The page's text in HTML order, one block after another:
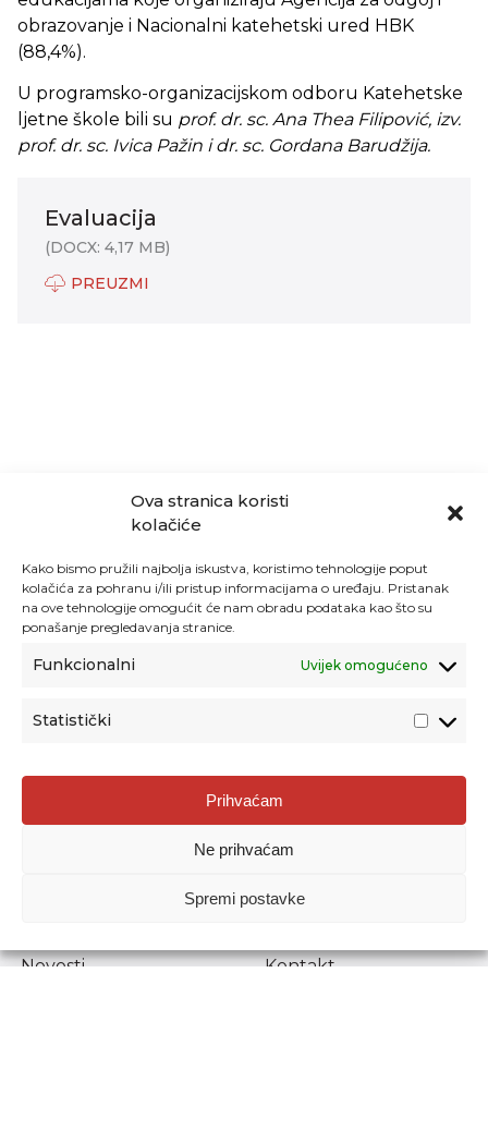
Ova stranica koristi
kolačiće
Kako bismo pružili najbolja iskustva, koristimo tehnologije poput
kolačića za pohranu i/ili pristup informacijama o uređaju. Pristanak
na ove tehnologije omogućit će nam obradu podataka kao što su
ponašanje pregledavanja stranice.
Funkcionalni Uvijek omogućeno
Statistički
Prihvaćam
Ne prihvaćam
Spremi postavke
obrazovanje i Nacionalni katehetski ured HBK
(88,4%).
U programsko-organizacijskom odboru Katehetske
ljetne škole bili su prof. dr. sc. Ana Thea Filipović, izv.
prof. dr. sc. Ivica Pažin i dr. sc. Gordana Barudžija.
Evaluacija
(DOCX: 4,17 MB)
PREUZMI
Agencija za odgoj i obrazovanje
Donje Svetice 38, 10000 Zagreb
1778129
Prenošenje sadržaja dopušteno je uz navođenje izvora.
Novosti
Kontakt